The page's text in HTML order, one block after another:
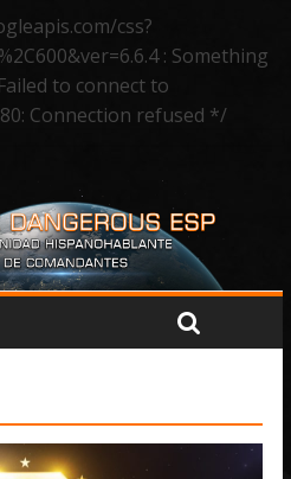
css?
: Something
to connect to
Connection refused */